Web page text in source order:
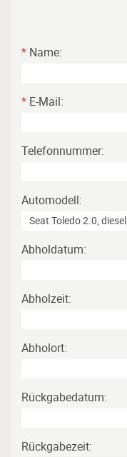
* Name:
* E-Mail:
Telefonnummer:
Automodell:
Abholdatum:
Abholzeit:
Abholort:
Rückgabedatum:
Rückgabezeit: